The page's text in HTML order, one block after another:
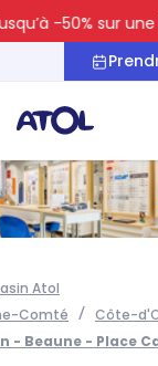
-50% sur une
Atol
Comté
Côte-
- Beaune - Place